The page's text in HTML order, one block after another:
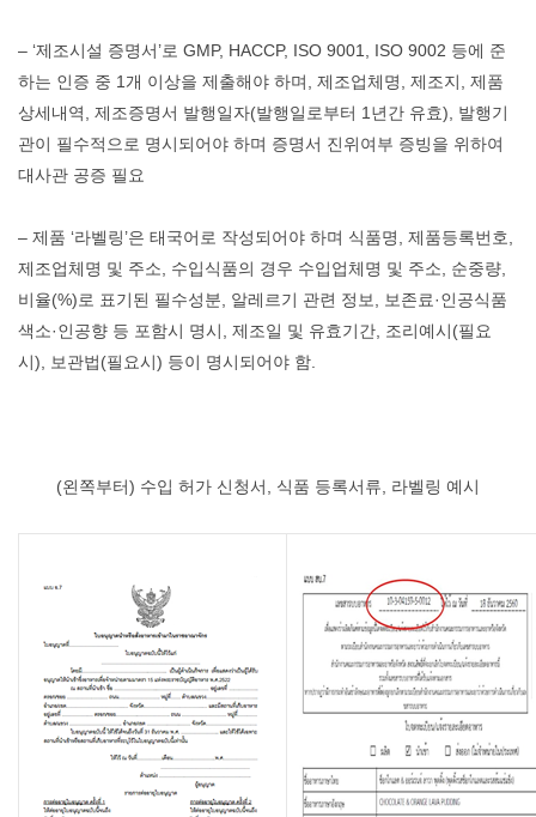
– ‘제조시설 증명서’로 GMP, HACCP, ISO 9001, ISO 9002 등에 준
하는 인증 중 1개 이상을 제출해야 하며, 제조업체명, 제조지, 제품
상세내역, 제조증명서 발행일자(발행일로부터 1년간 유효), 발행기
관이 필수적으로 명시되어야 하며 증명서 진위여부 증빙을 위하여
대사관 공증 필요
– 제품 ‘라벨링’은 태국어로 작성되어야 하며 식품명, 제품등록번호,
제조업체명 및 주소, 수입식품의 경우 수입업체명 및 주소, 순중량,
비율(%)로 표기된 필수성분, 알레르기 관련 정보, 보존료·인공식품
색소·인공향 등 포함시 명시, 제조일 및 유효기간, 조리예시(필요
시), 보관법(필요시) 등이 명시되어야 함.
(왼쪽부터) 수입 허가 신청서, 식품 등록서류, 라벨링 예시